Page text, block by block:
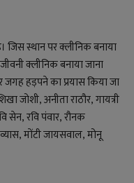
जिस स्थान पर क्लीनिक बनाया
क्लीनिक बनाया जाना
हड़पने का प्रयास किया जा
जोशी, अनीता राठौर, गायत्री
सेन, रवि पंवार, रौनक
मोंटी जायसवाल, मोनू